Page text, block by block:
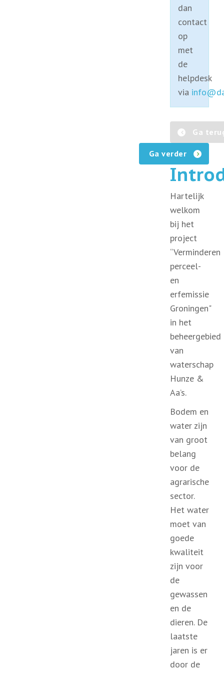
dan
contact
op
met
de
helpdesk
via
Ga
Ga verder
Hartelijk
welkom
bij het
project
“Verminderen
perceel-
en
erfemissie
Groningen"
in het
beheergebied
van
waterschap
Hunze &
Aa’s.
Bodem en
water zijn
van groot
belang
voor de
agrarische
sector.
Het water
moet van
goede
kwaliteit
zijn voor
de
gewassen
en de
dieren. De
laatste
jaren is er
door de